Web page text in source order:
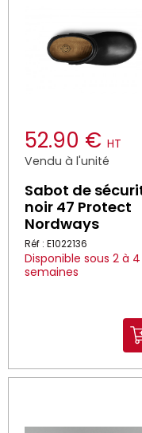
52.90 € HT
Vendu à l'unité
Sabot de
noir 47 Protect
Nordways
Réf : E1022136
Disponible sous 2 à 4
semaines